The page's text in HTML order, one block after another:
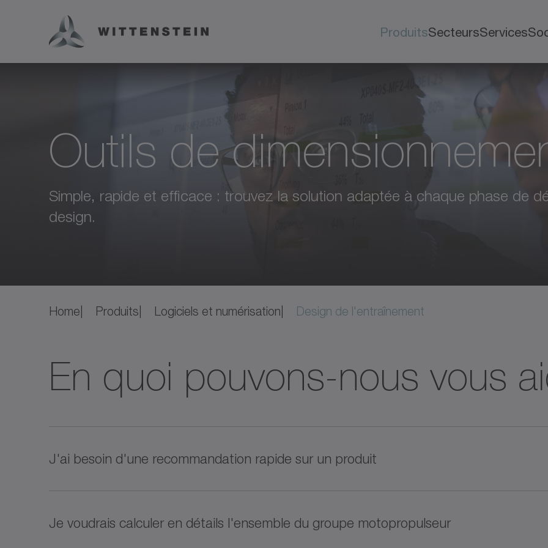
ProduitsSecteursServices
Outils de
Simple, rapide et efficace : trouvez la solution adaptée à chaque phase de
design.
Home Produits Logiciels et numérisation Design de l'entraînement
En quoi pouvons-nous vous
J'ai besoin d'une recommandation rapide sur un produit
adaptées à vos besoins et vous présente les meilleures options en termes de performances
Je voudrais calculer en détails l'ensemble du groupe motopropulseur